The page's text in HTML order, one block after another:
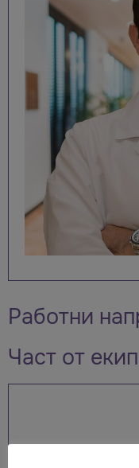
Работни
Част от